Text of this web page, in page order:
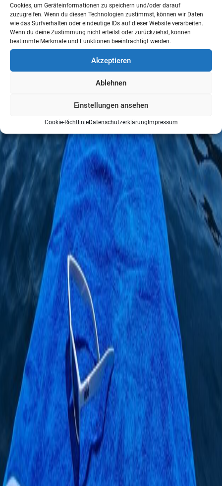
Cookies, um Geräteinformationen zu speichern und/oder darauf
zuzugreifen. Wenn du diesen Technologien zustimmst, können wir Daten
wie das Surfverhalten oder eindeutige IDs auf dieser Website verarbeiten.
Wenn du deine Zustimmung nicht erteilst oder zurückziehst, können
bestimmte Merkmale und Funktionen beeinträchtigt werden.
Akzeptieren
Ablehnen
Einstellungen ansehen
Cookie-RichtlinieDatenschutzerklärung Impressum
mehr dazu
Highlights